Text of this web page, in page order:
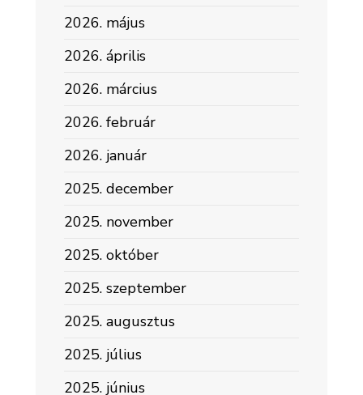
2026. május
2026. április
2026. március
2026. február
2026. január
2025. december
2025. november
2025. október
2025. szeptember
2025. augusztus
2025. július
2025. június